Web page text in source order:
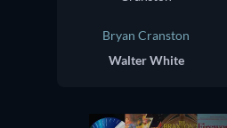
Bryan Cranston
Walter White